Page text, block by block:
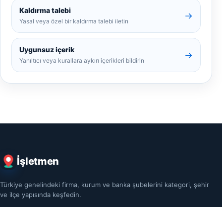
Kaldırma talebi
Yasal veya özel bir kaldırma talebi iletin
→
Uygunsuz içerik
Yanıltıcı veya kurallara aykırı içerikleri bildirin
→
İşletmen
Türkiye genelindeki firma, kurum ve banka şubelerini kategori, şehir
ve ilçe yapısında keşfedin.